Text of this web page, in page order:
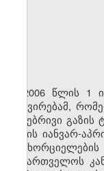
2006 წლის 1
გაძვირებამ,
ბუნებრივი
წლის იანვარ-
საქართველოს